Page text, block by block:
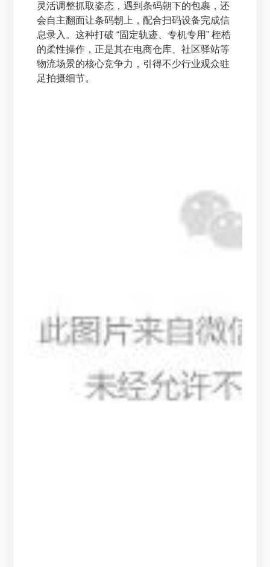
灵活调整抓取姿态，遇到条码朝下的包裹，还
会自主翻面让条码朝上，配合扫码设备完成信
息录入。这种打破 “固定轨迹、专机专用” 桎梏
的柔性操作，正是其在电商仓库、社区驿站等
物流场景的核心竞争力，引得不少行业观众驻
足拍摄细节。